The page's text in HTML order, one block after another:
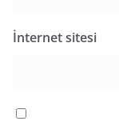
İnternet sitesi